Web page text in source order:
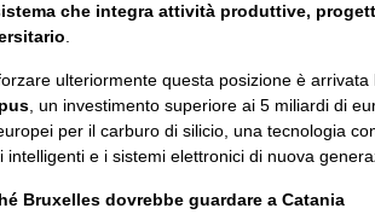
che integra attività produttive,
ulteriormente questa posizione è
, un investimento superiore ai 5 miliardi di
per il carburo di silicio, una tecnologia
intelligenti e i sistemi elettronici di nuova
Bruxelles dovrebbe guardare a Catania